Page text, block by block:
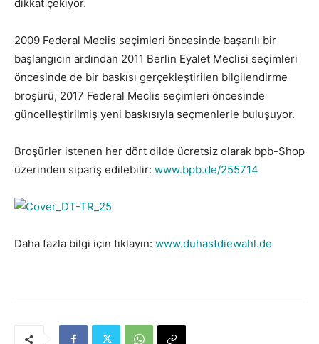
dikkat çekiyor.
2009 Federal Meclis seçimleri öncesinde başarılı bir
başlangıcın ardından 2011 Berlin Eyalet Meclisi seçimleri
öncesinde de bir baskısı gerçekleştirilen bilgilendirme
broşürü, 2017 Federal Meclis seçimleri öncesinde
güncelleştirilmiş yeni baskısıyla seçmenlerle buluşuyor.
Broşürler istenen her dört dilde ücretsiz olarak bpb-Shop
üzerinden sipariş edilebilir: www.bpb.de/255714
Daha fazla bilgi için tıklayın: www.duhastdiewahl.de